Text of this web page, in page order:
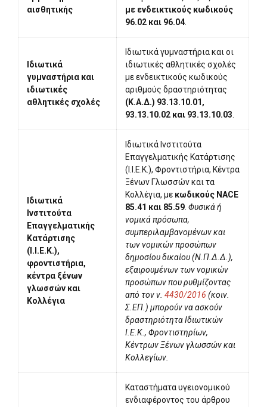
αισθητικής
με ενδεικτικούς κωδικούς
96.02 και 96.04
Ιδιωτικά
γυμναστήρια και
ιδιωτικές
αθλητικές σχολές
Ιδιωτικά γυμναστήρια και οι
ιδιωτικές αθλητικές σχολές
με ενδεικτικούς κωδικούς
αριθμούς δραστηριότητας
(Κ.Α.Δ.) 93.13.10.01,
93.13.10.02 και 93.13.10.03
Ιδιωτικά
Ινστιτούτα
Επαγγελματικής
Κατάρτισης
(Ι.Ι.Ε.Κ.),
φροντιστήρια,
κέντρα ξένων
γλωσσών και
Κολλέγια
Ιδιωτικά Ινστιτούτα
Επαγγελματικής Κατάρτισης
(Ι.Ι.Ε.Κ.), Φροντιστήρια, Κέντρα
Ξένων Γλωσσών και τα
Κολλέγια, με κωδικούς NACE
85.41 και 85.59 Φυσικά ή
νομικά πρόσωπα,
συμπεριλαμβανομένων και
των νομικών προσώπων
δημοσίου δικαίου (Ν.Π.Δ.Δ.),
εξαιρουμένων των νομικών
προσώπων που ρυθμίζοντας
από τον ν. 4430/2016 (κοιν.
Σ.ΕΠ.) μπορούν να ασκούν
δραστηριότητα Ιδιωτικών
Ι.Ε.Κ., Φροντιστηρίων,
Κέντρων Ξένων γλωσσών και
Κολλεγίων.
Καταστήματα υγειονομικού
ενδιαφέροντος του άρθρου